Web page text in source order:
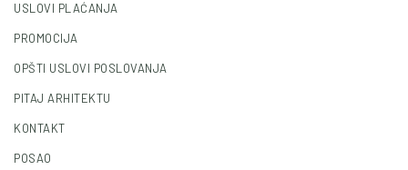
USLOVI PLAĆANJA
PROMOCIJA
OPŠTI USLOVI POSLOVANJA
PITAJ ARHITEKTU
KONTAKT
POSAO